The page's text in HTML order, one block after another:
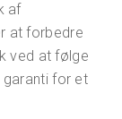
af
at forbedre
ved at følge
garanti for et